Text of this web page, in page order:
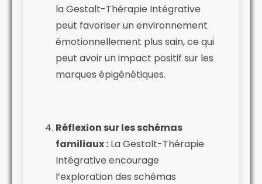
la Gestalt-Thérapie Intégrative
peut favoriser un environnement
émotionnellement plus sain, ce qui
peut avoir un impact positif sur les
marques épigénétiques.
Réflexion sur les schémas
familiaux : La Gestalt-Thérapie
Intégrative encourage
l’exploration des schémas